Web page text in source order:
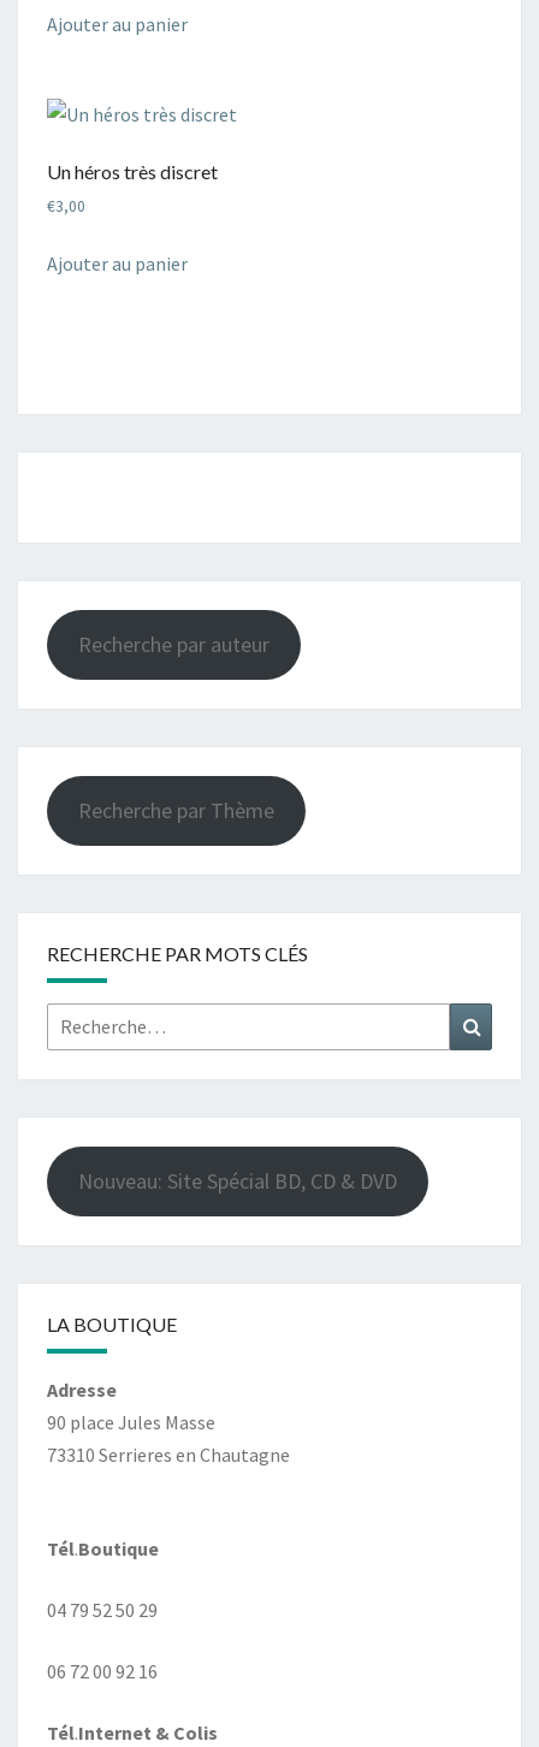
Ajouter au panier
Un héros très discret
€3,00
Ajouter au panier
Recherche par auteur
Recherche par Thème
RECHERCHE PAR MOTS CLÉS
Rechercher :
Nouveau: Site Spécial BD, CD & DVD
LA BOUTIQUE
Adresse
90 place Jules Masse
73310 Serrieres en Chautagne
Tél.Boutique
04 79 52 50 29
06 72 00 92 16
Tél.Internet & Colis